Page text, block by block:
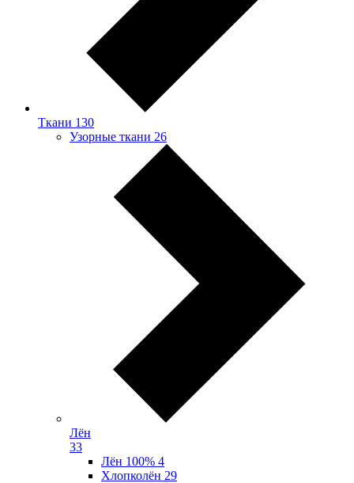
Ткани 130
Узорные ткани 26
Лён
33
Лён 100% 4
Хлопколён 29